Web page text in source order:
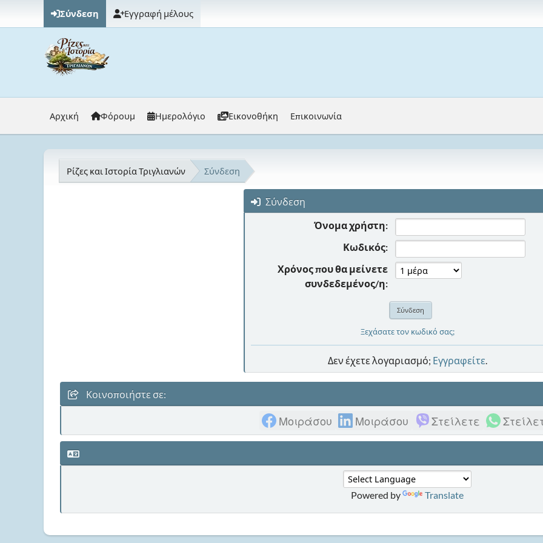
Σύνδεση Εγγραφή μέλους
Αρχική Φόρουμ Ημερολόγιο Εικονοθήκη Επικοινωνία
Ρίζες και Ιστορία Τριγλιανών Σύνδεση
Σύνδεση
Όνομα χρήστη:
Κωδικός:
Χρόνος που θα μείνετε
συνδεδεμένος/η:
Ξεχάσατε τον κωδικό σας;
Δεν έχετε λογαριασμό; Εγγραφείτε.
Κοινοποιήστε σε:
Μοιράσου Μοιράσου Στείλετε
Powered by Translate